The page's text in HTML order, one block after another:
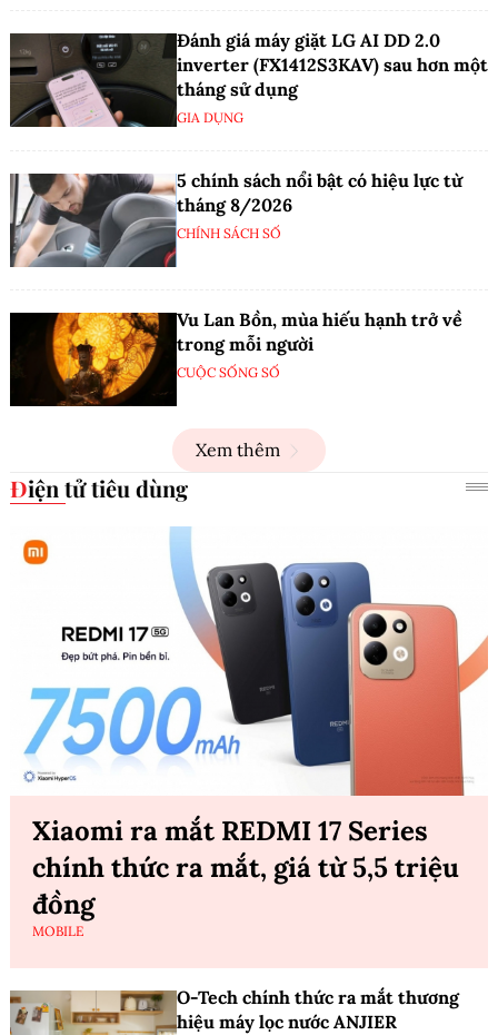
Đánh giá máy giặt LG AI DD 2.0
inverter (FX1412S3KAV) sau hơn một
tháng sử dụng
GIA DỤNG
5 chính sách nổi bật có hiệu lực từ
tháng 8/2026
CHÍNH SÁCH SỐ
Vu Lan Bồn, mùa hiếu hạnh trở về
trong mỗi người
CUỘC SỐNG SỐ
Xem thêm
Điện tử tiêu dùng
Xiaomi ra mắt REDMI 17 Series
chính thức ra mắt, giá từ 5,5 triệu
đồng
MOBILE
O-Tech chính thức ra mắt thương
hiệu máy lọc nước ANJIER